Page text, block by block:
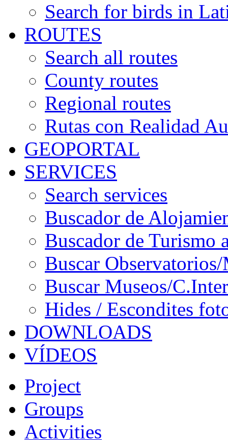
Search for birds in
ROUTES
Search all routes
County routes
Regional routes
Rutas con Realidad
GEOPORTAL
SERVICES
Search services
Buscador de
Buscador de Turismo
Buscar
Buscar Museos/
Hides / Escondites
DOWNLOADS
VÍDEOS
Project
Groups
Activities